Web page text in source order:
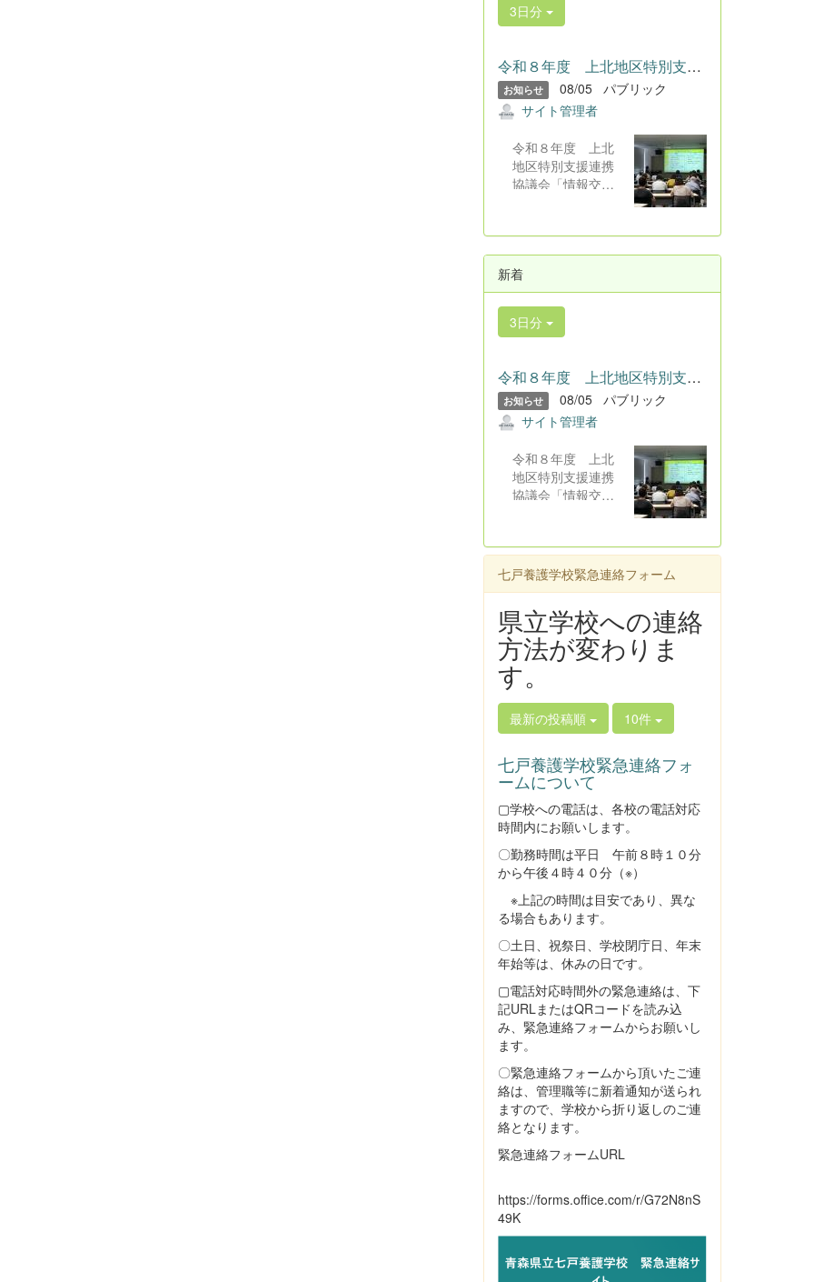
3日分
令和８年度 上北地区特別支援連携協議会「情報交流会」 令和...
お知らせ 08/05
パブリック
サイト管理者
令和８年度 上北
地区特別支援連携
協議会「情報交流
戸町総合アリーナ
研修室にて、令和
８年度上北地区特
別支援連携協議会
「情報交流会」が
行われました。
員を含む教育関係
者、保護者８０
名、福祉関係者等
が参集し、オンラ
名が参加しまし
た。話題提供とし
て、本校保護者よ
だい児へのかかわ
りについて」とい
うことで発表して
家族の思いや願い
を学校・地域はど
のような形で応え
ることができるの
かを改めて考える
機会をいただきま
した。合同会社と
一郎氏からは「家
庭と地域をつなぐ
福祉の役割につい
て」という題目で
発表していただき
ました。発表の中
で『「つなぐ」と
よく耳にするが、
すでに私たちは
様々な場面でつな
がっている」』と
いう言葉がとても
印象に残りまし
た。「つなごう、
つながらなくて
は」と考えてしま
いますが、つなが
っている先がどこ
かという視点で物
事を考えて取り組
んでいくことが必
要だと学びまし
た。 講演では、
こどもの理解と支
援について」と題
して、弘前医療福
祉大学教授 小玉
有子氏から...
新着
3日分
令和８年度 上北地区特別支援連携協議会「情報交流会」 令和...
お知らせ 08/05
パブリック
サイト管理者
令和８年度 上北
地区特別支援連携
協議会「情報交流
戸町総合アリーナ
研修室にて、令和
８年度上北地区特
「情報交流会」が
行われました。
会場には、本校教
員を含む教育関係
名、福祉関係者等
が参集し、オンラ
名が参加しまし
た。話題提供とし
て、本校保護者よ
り「医療的ケア児
だい児へのかかわ
りについて」とい
うことで発表して
いただきました。
家族の思いや願い
を学校・地域はど
のような形で応え
ることができるの
かを改めて考える
機会をいただきま
した。合同会社と
わだみらい宮本祐
一郎氏からは「家
庭と地域をつなぐ
福祉の役割につい
て」という題目で
発表していただき
よく耳にするが、
すでに私たちは
様々な場面でつな
がっている」』と
いう言葉がとても
七戸養護学校緊急連絡フォーム
県立学校への連絡
方法が変わりま
す。
最新の投稿順 10件
七戸養護学校緊急連絡フォ
ームについて
▢学校への電話は、各校の電話対応
時間内にお願いします。
〇勤務時間は平日 午前８時１０分
から午後４時４０分（※）
※上記の時間は目安であり、異な
る場合もあります。
〇土日、祝祭日、学校閉庁日、年末
年始等は、休みの日です。
▢電話対応時間外の緊急連絡は、下
記URLまたはQRコードを読み込
み、緊急連絡フォームからお願いし
ます。
〇緊急連絡フォームから頂いたご連
絡は、管理職等に新着通知が送られ
ますので、学校から折り返しのご連
絡となります。
緊急連絡フォームURL
https://forms.office.com/r/G72N8nS
49K